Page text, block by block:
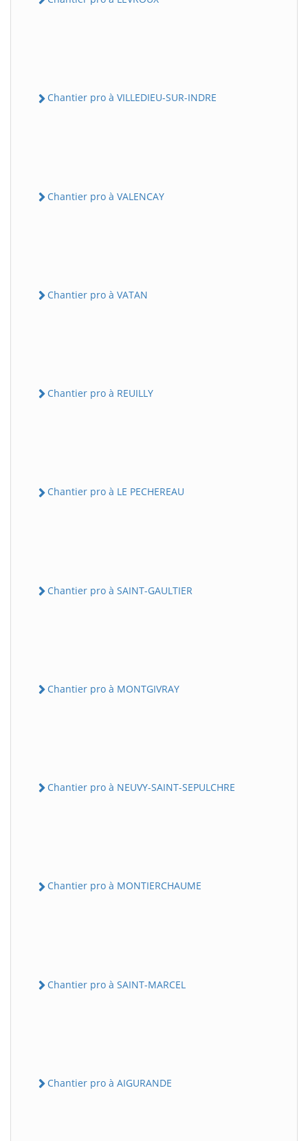
Chantier pro à VILLEDIEU-SUR-INDRE
Chantier pro à VALENCAY
Chantier pro à VATAN
Chantier pro à REUILLY
Chantier pro à LE PECHEREAU
Chantier pro à SAINT-GAULTIER
Chantier pro à MONTGIVRAY
Chantier pro à NEUVY-SAINT-SEPULCHRE
Chantier pro à MONTIERCHAUME
Chantier pro à SAINT-MARCEL
Chantier pro à AIGURANDE